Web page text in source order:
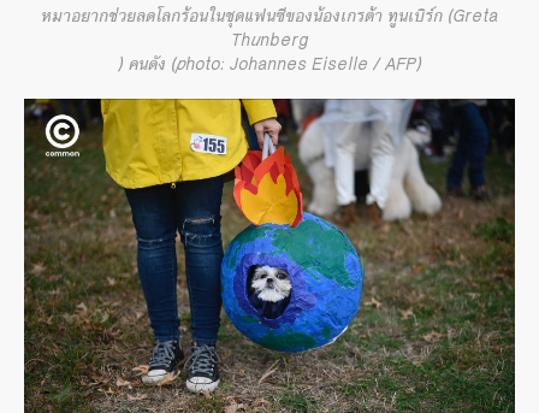
หมาอยากช่วยลดโลกร้อนในชุดแฟนซีของน้องเกรต้า ทูนเบิร์ก (Greta
Thunberg
) คนดัง (photo: Johannes Eiselle / AFP)